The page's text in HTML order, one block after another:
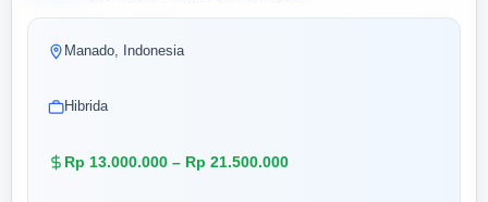
Manado, Indonesia
Hibrida
Rp 13.000.000 – Rp 21.500.000